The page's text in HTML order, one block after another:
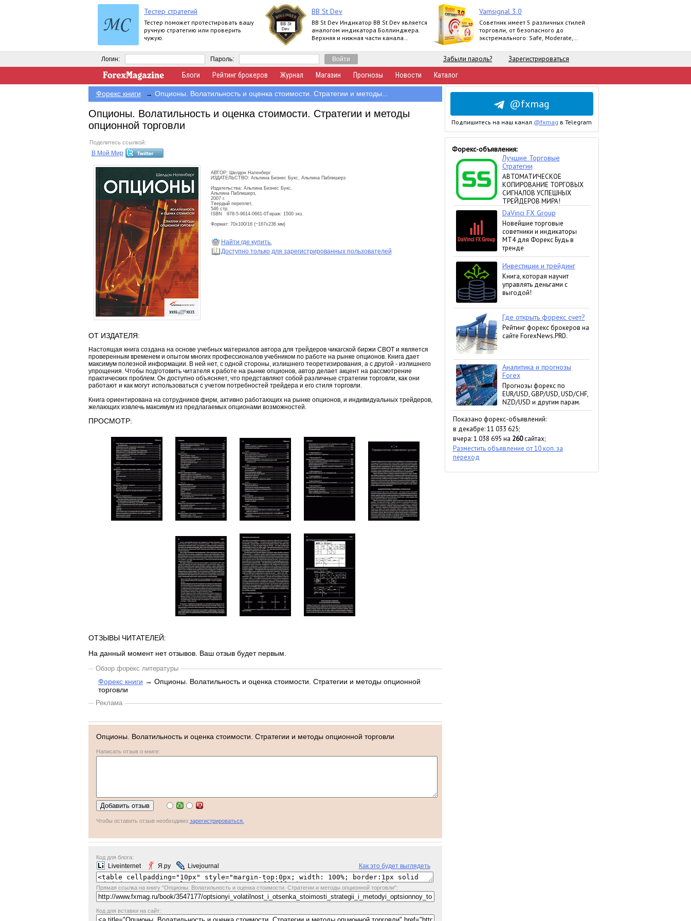
Тестер стратегий
Тестер поможет протестировать вашу
ручную стратегию или проверить
чужую.
BB St Dev
BB St Dev Индикатор BB St Dev является
аналогом индикатора Боллинджера.
Верхняя и нижная части канала
помощи iStd
Vamsignal 3.0
Советник имеет 5 различных стилей
торговли, от безопасного до
экстремального: Safe, Moderate,
Логин: Пароль: Забыли пароль? Зарегистрироваться
Блоги Рейтинг брокеров Журнал Магазин Прогнозы Новости Каталог
Форекс книги → Опционы. Волатильность и оценка стоимости. Стратегии и методы...
Опционы. Волатильность и оценка стоимости. Стратегии и методы
опционной торговли
Поделитесь ссылкой:
В Мой Мир
АВТОР: Шелдон Натенберг
ИЗДАТЕЛЬСТВО: Альпина Бизнес Букс, Альпина Паблишерз
Издательства: Альпина Бизнес Букс,
Альпина Паблишерз,
2007 г.
Твердый переплет,
546 стр.
ISBN 978-5-9614-0661-0Тираж: 1500 экз.
Формат: 70x100/16 (~167x236 мм)
Найти где купить.
Доступно только для зарегистрированных пользователей
ОТ ИЗДАТЕЛЯ:
Настоящая книга создана на основе учебных материалов автора для трейдеров чикагской биржи CBOT и является
проверенным временем и опытом многих профессионалов учебником по работе на рынке опционов. Книга дает
максимум полезной информации. В ней нет, с одной стороны, излишнего теоретизирования, а с другой - излишнего
упрощения. Чтобы подготовить читателя к работе на рынке опционов, автор делает акцент на рассмотрение
практических проблем. Он доступно объясняет, что представляют собой различные стратегии торговли, как они
работают и как могут использоваться с учетом потребностей трейдера и его стиля торговли.
Книга ориентирована на сотрудников фирм, активно работающих на рынке опционов, и индивидуальных трейдеров,
желающих извлечь максимум из предлагаемых опционами возможностей.
ПРОСМОТР:
ОТЗЫВЫ ЧИТАТЕЛЕЙ:
На данный момент нет отзывов. Ваш отзыв будет первым.
Обзор форекс литературы
Форекс книги → Опционы. Волатильность и оценка стоимости. Стратегии и методы опционной
торговли
Реклама
Опционы. Волатильность и оценка стоимости. Стратегии и методы опционной торговли
Написать отзыв о книге:
Чтобы оставить отзыв необходимо зарегистрироваться.
Код для блога:
Liveinternet Я.ру Livejournal Как это будет выглядеть
Прямая ссылкана книгу "Опционы. Волатильность и оценка стоимости. Стратегии и методы опционной торговли":
Код для вставки на сайт:
@fxmag
Подпишитесь на наш канал @fxmag в Telegram
Форекс-объявления:
Показано форекс-объявлений:
в декабре: 11 033 625;
вчера: 1 038 695 на 260сайтах;
Разместить объявление от 10 коп. за
переход